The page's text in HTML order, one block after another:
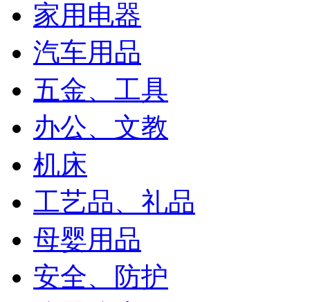
家用电器
汽车用品
五金、工具
办公、文教
机床
工艺品、礼品
母婴用品
安全、防护
编号：25088001605
【108珠链】
规格：8mm 重89g